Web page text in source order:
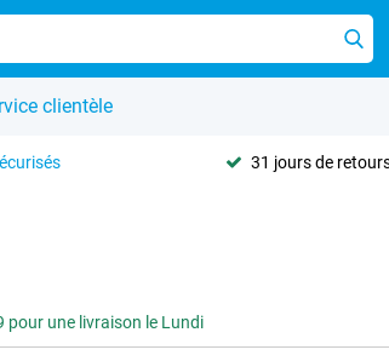
clientèle
31 jours de
pour une livraison le Lundi